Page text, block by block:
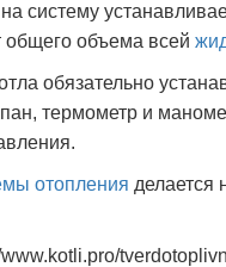
на систему
объема всей
обязательно
термометр и
отопления делается
www.kotli.pro/